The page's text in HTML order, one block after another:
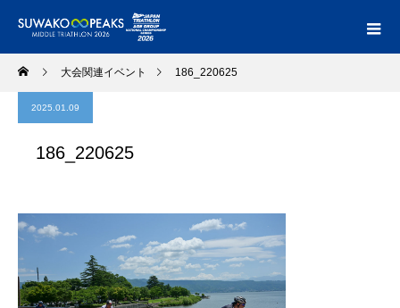
大会関連イベント 186_220625
2025.01.09
186_220625